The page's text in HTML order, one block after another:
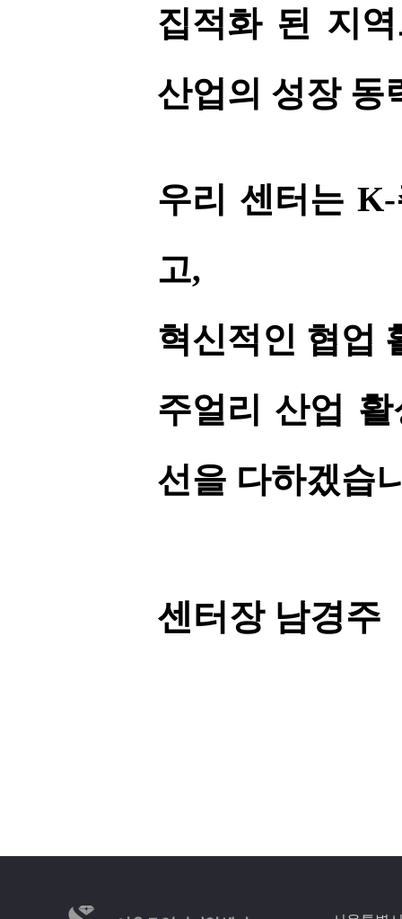
집적화 된 지
산업의 성장 동
우리 센터는
고,
혁신적인 협업
주얼리 산업
선을 다하겠
센터장 남경주